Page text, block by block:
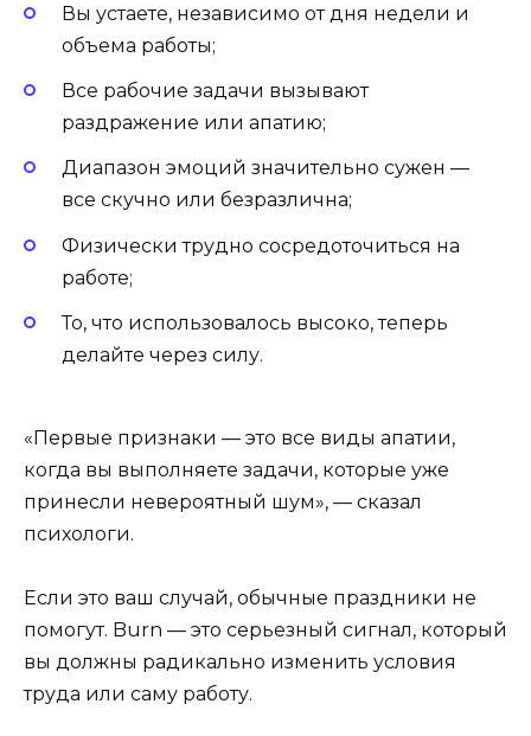
Вы устаете, независимо от дня недели и
объема работы;
Все рабочие задачи вызывают
раздражение или апатию;
Диапазон эмоций значительно сужен —
все скучно или безразлична;
Физически трудно сосредоточиться на
работе;
То, что использовалось высоко, теперь
делайте через силу.
«Первые признаки — это все виды апатии,
когда вы выполняете задачи, которые уже
принесли невероятный шум», — сказал
психологи.
Если это ваш случай, обычные праздники не
помогут. Burn — это серьезный сигнал, который
вы должны радикально изменить условия
труда или саму работу.